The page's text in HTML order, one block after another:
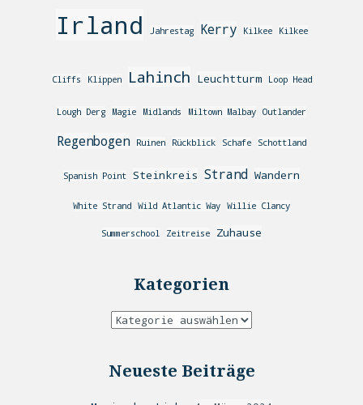
Irland Jahrestag Kerry Kilkee Kilkee
Cliffs Klippen Lahinch Leuchtturm Loop Head
Lough Derg Magie Midlands Miltown Malbay Outlander
Regenbogen Ruinen Rückblick Schafe Schottland
Spanish Point Steinkreis Strand Wandern
White Strand Wild Atlantic Way Willie Clancy
Summerschool Zeitreise Zuhause
Kategorien
Neueste Beiträge